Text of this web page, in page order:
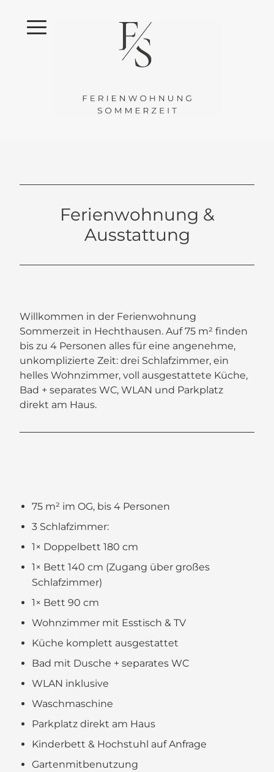
Ferienwohnung &
Ausstattung
Willkommen in der Ferienwohnung
Sommerzeit in Hechthausen. Auf 75 m² finden
bis zu 4 Personen alles für eine angenehme,
unkomplizierte Zeit: drei Schlafzimmer, ein
helles Wohnzimmer, voll ausgestattete Küche,
Bad + separates WC, WLAN und Parkplatz
direkt am Haus.
75 m² im OG, bis 4 Personen
3 Schlafzimmer:
1× Doppelbett 180 cm
1× Bett 140 cm (Zugang über großes
Schlafzimmer)
1× Bett 90 cm
Wohnzimmer mit Esstisch & TV
Küche komplett ausgestattet
Bad mit Dusche + separates WC
WLAN inklusive
Waschmaschine
Parkplatz direkt am Haus
Kinderbett & Hochstuhl auf Anfrage
Gartenmitbenutzung